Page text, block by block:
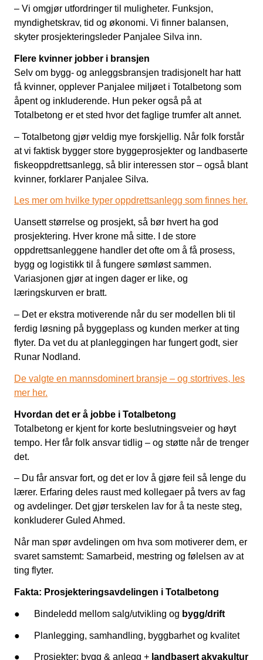
– Vi omgjør utfordringer til muligheter. Funksjon,
myndighetskrav, tid og økonomi. Vi finner balansen,
skyter prosjekteringsleder Panjalee Silva inn.
Flere kvinner jobber i bransjen
Selv om bygg- og anleggsbransjen tradisjonelt har hatt
få kvinner, opplever Panjalee miljøet i Totalbetong som
åpent og inkluderende. Hun peker også på at
Totalbetong er et sted hvor det faglige trumfer alt annet.
– Totalbetong gjør veldig mye forskjellig. Når folk forstår
at vi faktisk bygger store byggeprosjekter og landbaserte
fiskeoppdrettsanlegg, så blir interessen stor – også blant
kvinner, forklarer Panjalee Silva.
Les mer om hvilke typer oppdrettsanlegg som finnes her.
Uansett størrelse og prosjekt, så bør hvert ha god
prosjektering. Hver krone må sitte. I de store
oppdrettsanleggene handler det ofte om å få prosess,
bygg og logistikk til å fungere sømløst sammen.
Variasjonen gjør at ingen dager er like, og
læringskurven er bratt.
– Det er ekstra motiverende når du ser modellen bli til
ferdig løsning på byggeplass og kunden merker at ting
flyter. Da vet du at planleggingen har fungert godt, sier
Runar Nodland.
De valgte en mannsdominert bransje – og stortrives, les
mer her.
Hvordan det er å jobbe i Totalbetong
Totalbetong er kjent for korte beslutningsveier og høyt
tempo. Her får folk ansvar tidlig – og støtte når de trenger
det.
– Du får ansvar fort, og det er lov å gjøre feil så lenge du
lærer. Erfaring deles raust med kollegaer på tvers av fag
og avdelinger. Det gjør terskelen lav for å ta neste steg,
konkluderer Guled Ahmed.
Når man spør avdelingen om hva som motiverer dem, er
svaret samstemt: Samarbeid, mestring og følelsen av at
ting flyter.
Fakta: Prosjekteringsavdelingen i Totalbetong
● Bindeledd mellom salg/utvikling og bygg/drift
● Planlegging, samhandling, byggbarhet og kvalitet
● Prosjekter: bygg & anlegg + landbasert akvakultur